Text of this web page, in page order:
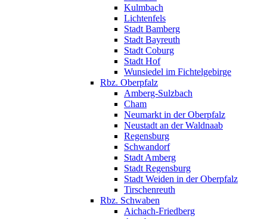
Kulmbach
Lichtenfels
Stadt Bamberg
Stadt Bayreuth
Stadt Coburg
Stadt Hof
Wunsiedel im Fichtelgebirge
Rbz. Oberpfalz
Amberg-Sulzbach
Cham
Neumarkt in der Oberpfalz
Neustadt an der Waldnaab
Regensburg
Schwandorf
Stadt Amberg
Stadt Regensburg
Stadt Weiden in der Oberpfalz
Tirschenreuth
Rbz. Schwaben
Aichach-Friedberg